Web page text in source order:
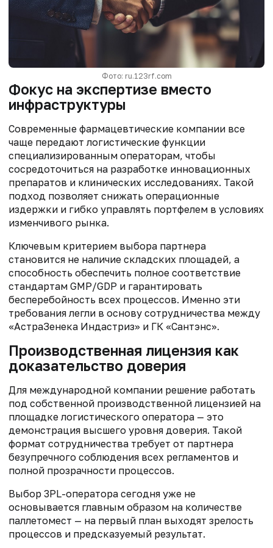
Фото: ru.123rf.com
Фокус на экспертизе вместо
инфраструктуры
Современные фармацевтические компании все
чаще передают логистические функции
специализированным операторам, чтобы
сосредоточиться на разработке инновационных
препаратов и клинических исследованиях. Такой
подход позволяет снижать операционные
издержки и гибко управлять портфелем в условиях
изменчивого рынка.
Ключевым критерием выбора партнера
становится не наличие складских площадей, а
способность обеспечить полное соответствие
стандартам GMP/GDP и гарантировать
бесперебойность всех процессов. Именно эти
требования легли в основу сотрудничества между
«АстраЗенека Индастриз» и ГК «Сантэнс».
Производственная лицензия как
доказательство доверия
Для международной компании решение работать
под собственной производственной лицензией на
площадке логистического оператора — это
демонстрация высшего уровня доверия. Такой
формат сотрудничества требует от партнера
безупречного соблюдения всех регламентов и
полной прозрачности процессов.
Выбор 3PL-оператора сегодня уже не
основывается главным образом на количестве
паллетомест — на первый план выходят зрелость
процессов и предсказуемый результат.